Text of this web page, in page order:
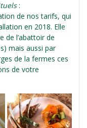
:
de nos tarifs, qui
en 2018. Elle
de l’abattoir de
mais aussi par
de la fermes ces
de votre